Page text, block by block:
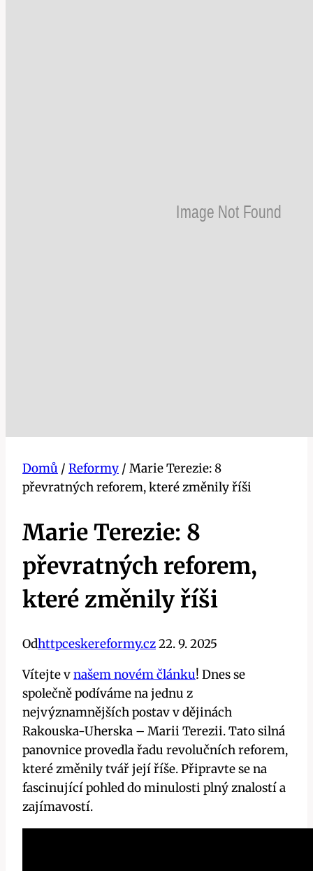
Domů / Reformy / Marie Terezie: 8
převratných reforem, které změnily říši
Marie Terezie: 8
převratných reforem,
které změnily říši
Odhttpceskereformy.cz22. 9. 2025
Vítejte vnašem novém článku! Dnes se
společně podíváme na jednu z
nejvýznamnějších postav v dějinách
Rakouska-Uherska – Marii Terezii. Tato silná
panovnice provedla řadu revolučních reforem,
které změnily tvář její říše. Připravte se na
fascinující pohled do minulosti plný znalostí a
zajímavostí.